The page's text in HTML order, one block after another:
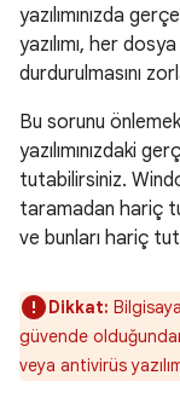
yazılımınızda
yazılımı, her
durdurulmasını
Bu sorunu
yazılımınızdaki
tutabilirsiniz.
taramadan hariç
ve bunları hariç
Dikkat:
güvende
veya antivirüs